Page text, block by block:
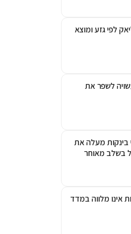
לפי גזע ומוצא
לשפר את
בינקות מעלה את
בשלב מאוחר
אינו מלווה במדד